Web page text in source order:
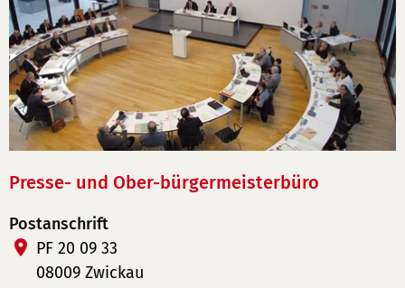
Presse- und Ober-bürgermeisterbüro
Postanschrift
PF 20 09 33
08009 Zwickau